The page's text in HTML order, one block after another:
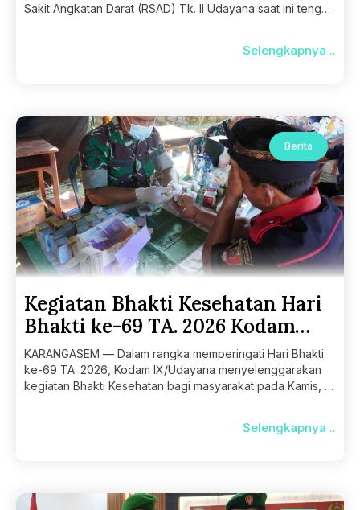
Sakit Angkatan Darat (RSAD) Tk. II Udayana saat ini tengah
Selengkapnya ..
Berita
Kegiatan Bhakti Kesehatan Hari
Bhakti ke-69 TA. 2026 Kodam
IX/Udayana
KARANGASEM — Dalam rangka memperingati Hari Bhakti
ke-69 TA. 2026, Kodam IX/Udayana menyelenggarakan
kegiatan Bhakti Kesehatan bagi masyarakat pada Kamis, 21
Selengkapnya ..